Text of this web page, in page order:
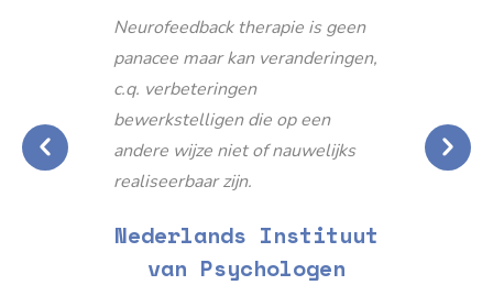
Neurofeedback therapie is geen
panacee maar kan veranderingen,
c.q. verbeteringen
bewerkstelligen die op een
andere wijze niet of nauwelijks
realiseerbaar zijn.
Nederlands Instituut
van Psychologen